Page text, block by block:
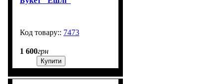
7473
1 600грн
Купити